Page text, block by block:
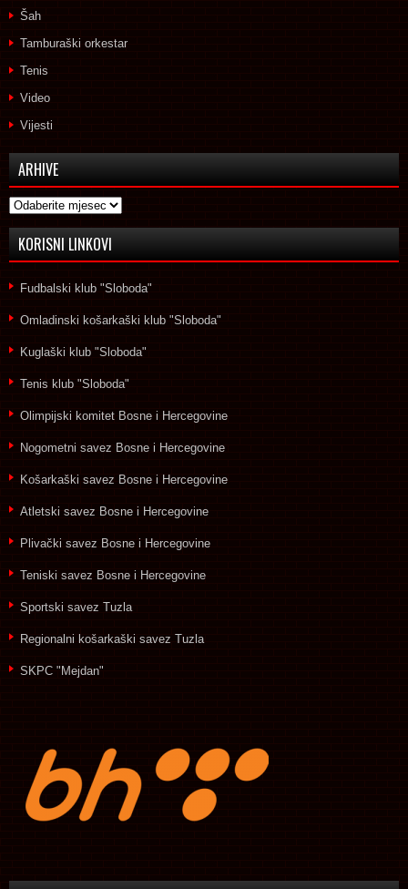
Šah
Tamburaški orkestar
Tenis
Video
Vijesti
ARHIVE
Arhive
KORISNI LINKOVI
Fudbalski klub "Sloboda"
Omladinski košarkaški klub "Sloboda"
Kuglaški klub "Sloboda"
Tenis klub "Sloboda"
Olimpijski komitet Bosne i Hercegovine
Nogometni savez Bosne i Hercegovine
Košarkaški savez Bosne i Hercegovine
Atletski savez Bosne i Hercegovine
Plivački savez Bosne i Hercegovine
Teniski savez Bosne i Hercegovine
Sportski savez Tuzla
Regionalni košarkaški savez Tuzla
SKPC "Mejdan"